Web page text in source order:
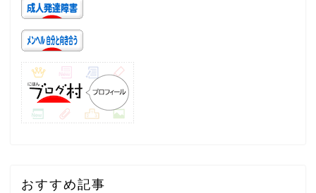
おすすめ記事